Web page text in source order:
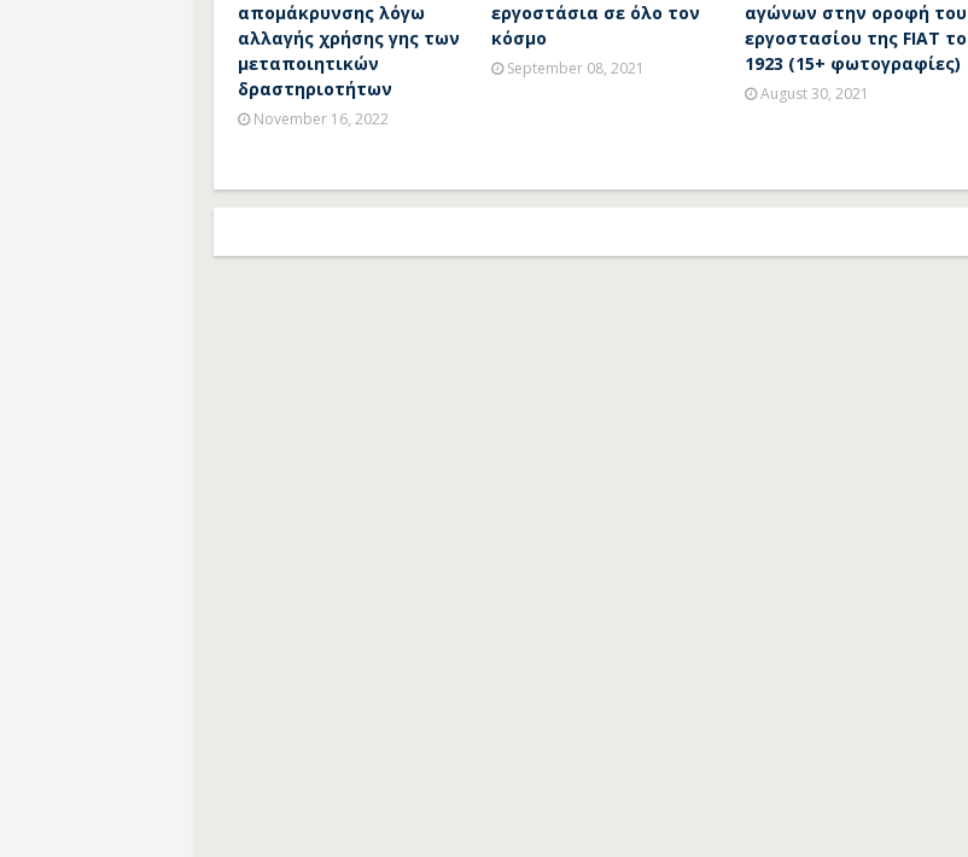
απομάκρυνσης λόγω
αλλαγής χρήσης γης των
μεταποιητικών
δραστηριοτήτων
November 16, 2022
εργοστάσια σε όλο τον
κόσμο
September 08, 2021
αγώνων στην οροφή του
εργοστασίου της FIAT το
1923 (15+ φωτογραφίες)
August 30, 2021